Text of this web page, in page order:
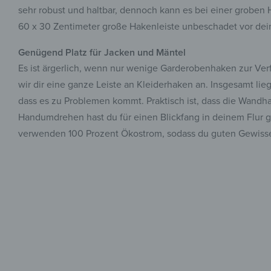
sehr robust und haltbar, dennoch kann es bei einer
60 x 30 Zentimeter große Hakenleiste unbeschadet vor
Genügend Platz für Jacken und Mäntel
Es ist ärgerlich, wenn nur wenige Garderobenhaken zur
wir dir eine ganze Leiste an Kleiderhaken an. Insgesamt
dass es zu Problemen kommt. Praktisch ist, dass die
Handumdrehen hast du für einen Blickfang in deinem
verwenden 100 Prozent Ökostrom, sodass du guten